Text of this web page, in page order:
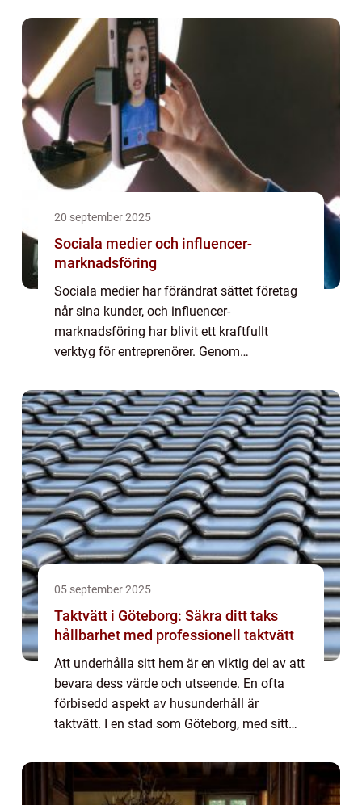
20 september 2025
Sociala medier och influencer-
marknadsföring
Sociala medier har förändrat sättet företag
når sina kunder, och influencer-
marknadsföring har blivit ett kraftfullt
verktyg för entreprenörer. Genom
följarskara k...
05 september 2025
Taktvätt i Göteborg: Säkra ditt taks
hållbarhet med professionell taktvätt
Att underhålla sitt hem är en viktig del av att
bevara dess värde och utseende. En ofta
förbisedd aspekt av husunderhåll är
taktvätt. I en stad som Göteborg, med sitt